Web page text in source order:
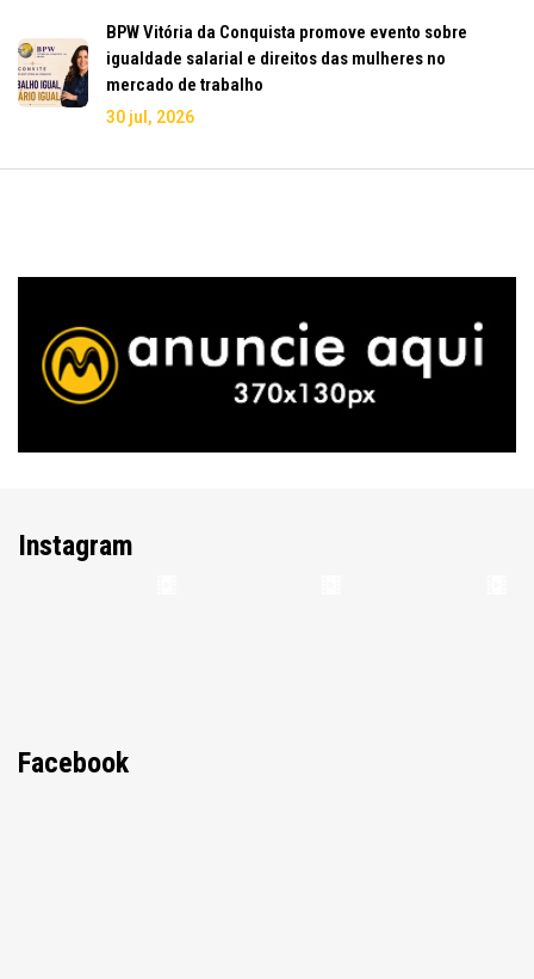
BPW Vitória da Conquista promove evento sobre
igualdade salarial e direitos das mulheres no
mercado de trabalho
30 jul, 2026
Instagram
Facebook